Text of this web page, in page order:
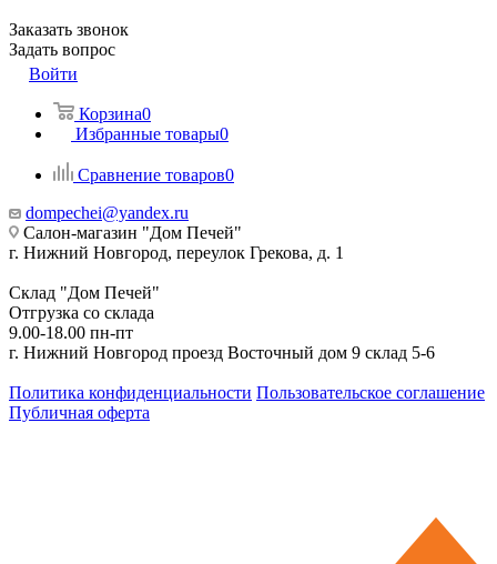
Заказать звонок
Задать вопрос
Войти
Корзина0
Избранные товары0
Сравнение товаров0
dompechei@yandex.ru
Салон-магазин "Дом Печей"
г. Нижний Новгород, переулок Грекова, д. 1
Склад "Дом Печей"
Отгрузка со склада
9.00-18.00 пн-пт
г. Нижний Новгород проезд Восточный дом 9 склад 5-6
Политика конфиденциальности Пользовательское соглашение
Публичная оферта